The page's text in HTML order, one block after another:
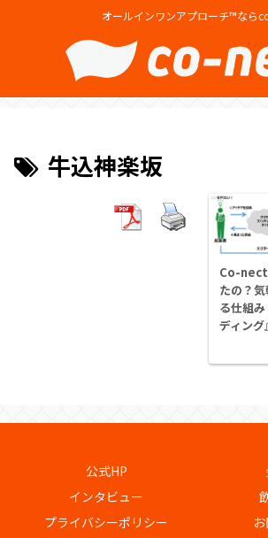
オールインワンアプローチ™なら
牛込神楽坂
Co-nect
たの？
る仕組
ディン
公式HP
インタビュー
プライバシーポリシー